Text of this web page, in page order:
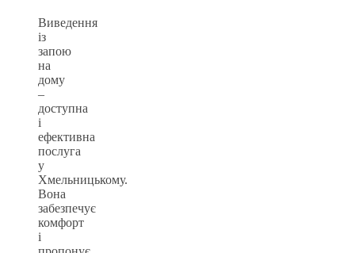
Виведення
із
запою
на
дому
–
доступна
і
ефективна
послуга
у
Хмельницькому.
Вона
забезпечує
комфорт
і